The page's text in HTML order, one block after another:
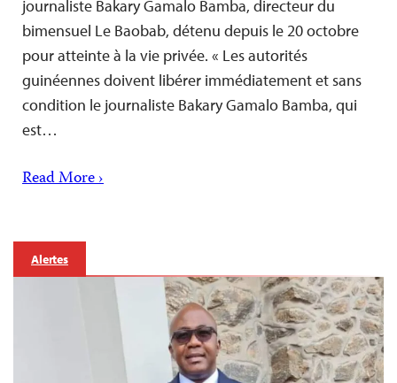
journaliste Bakary Gamalo Bamba, directeur du
bimensuel Le Baobab, détenu depuis le 20 octobre
pour atteinte à la vie privée. « Les autorités
guinéennes doivent libérer immédiatement et sans
condition le journaliste Bakary Gamalo Bamba, qui
est…
Read More ›
Alertes